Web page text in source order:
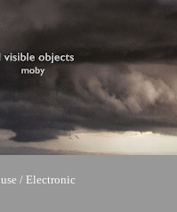
/ Electronic